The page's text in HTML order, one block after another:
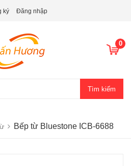
ký Đăng nhập
0
Tìm kiếm
Bếp từ Bluestone ICB-6688